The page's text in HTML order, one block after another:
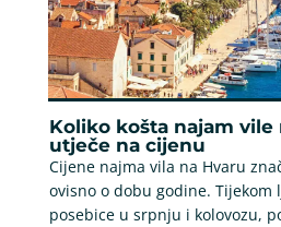
Koliko košta najam vile
utječe na cijenu
Cijene najma vila na Hvaru
ovisno o dobu godine. Tijekom
posebice u srpnju i kolovozu,